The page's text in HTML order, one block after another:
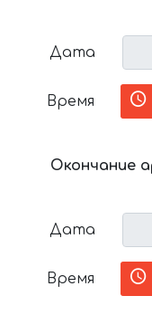
Дата
Время
Окончание
Дата
Время